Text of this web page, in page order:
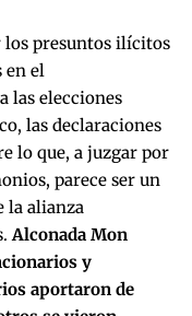
los presuntos ilícitos
en el
las elecciones
las declaraciones
lo que, a juzgar por
parece ser un
la alianza
Alconada Mon
y
aportaron de